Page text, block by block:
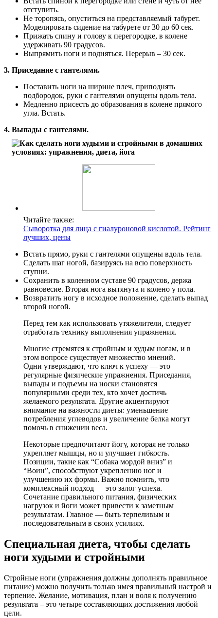
отступить.
Не торопясь, опуститься на представляемый табурет.
Моделировать сидение на табурете от 30 до 60 сек.
Прижать спину и голову к перегородке, в колене
удерживать 90 градусов.
Выпрямить ноги и подняться. Перерыв – 30 сек.
3. Приседание с гантелями.
Поставить ноги на ширине плеч, приподнять
подбородок, руки с гантелями опущены вдоль тела.
Медленно присесть до образования в колене прямого
угла. Встать.
4. Выпады с гантелями.
Читайте также:
Сыворотка для лица с гиалуроновой кислотой. Рейтинг
лучших, цены
Встать прямо, руки с гантелями опущены вдоль тела.
Сделать шаг ногой, базируясь на всю поверхность
ступни.
Сохранить в коленном суставе 90 градусов, держа
равновесие. Вторая нога вытянута и колено у пола.
Возвратить ногу в исходное положение, сделать выпад
второй ногой.
Перед тем как использовать утяжелители, следует
отработать технику выполнения упражнения.
Многие стремятся к стройным и худым ногам, и в
этом вопросе существует множество мнений.
Одни утверждают, что ключ к успеху — это
регулярные физические упражнения. Приседания,
выпады и подъемы на носки становятся
популярными среди тех, кто хочет достичь
желаемого результата. Другие акцентируют
внимание на важности диеты: уменьшение
потребления углеводов и увеличение белка могут
помочь в снижении веса.
Некоторые предпочитают йогу, которая не только
укрепляет мышцы, но и улучшает гибкость.
Позиции, такие как “Собака мордой вниз” и
“Воин”, способствуют укреплению ног и
улучшению их формы. Важно помнить, что
комплексный подход — это залог успеха.
Сочетание правильного питания, физических
нагрузок и йоги может привести к заметным
результатам. Главное — быть терпеливым и
последовательным в своих усилиях.
Специальная диета, чтобы сделать
ноги худыми и стройными
Стройные ноги (упражнения должны дополнять правильное
питание) можно получить только имея правильный настрой и
терпение. Желание, мотивация, план и воля к получению
результата – это четыре составляющих достижения любой
цели.